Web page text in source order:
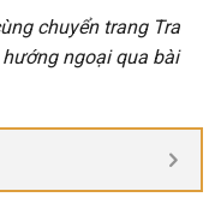
chuyển trang Tra
ngoại qua bài